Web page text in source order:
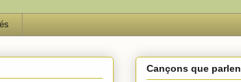
Cançons que parlen